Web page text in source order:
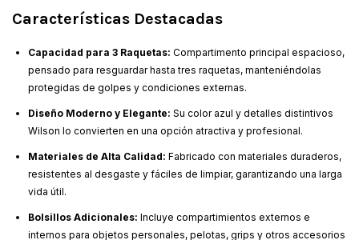
Características Destacadas
Capacidad para 3 Raquetas: Compartimento principal espacioso,
pensado para resguardar hasta tres raquetas, manteniéndolas
protegidas de golpes y condiciones externas.
Diseño Moderno y Elegante: Su color azul y detalles distintivos
Wilson lo convierten en una opción atractiva y profesional.
Materiales de Alta Calidad: Fabricado con materiales duraderos,
resistentes al desgaste y fáciles de limpiar, garantizando una larga
vida útil.
Bolsillos Adicionales: Incluye compartimientos externos e
internos para objetos personales, pelotas, grips y otros accesorios